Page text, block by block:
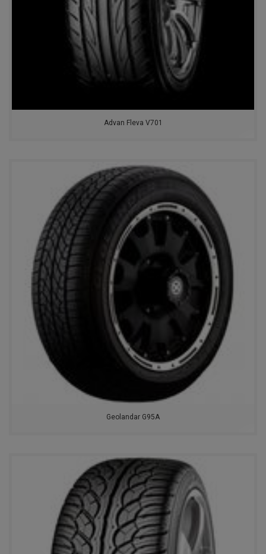
Advan Fleva V701
Geolandar G95A